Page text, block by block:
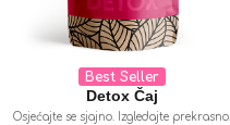
Best Seller
Detox Čaj
Osjećajte se sjajno. Izgledajte prekrasno.